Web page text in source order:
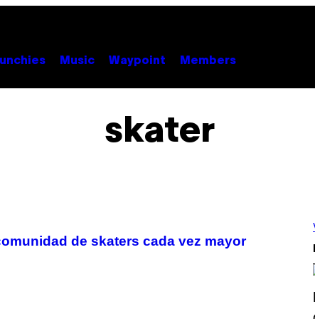
Music Waypoint Members
skater
de skaters cada vez mayor